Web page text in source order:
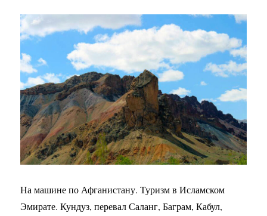
На машине по Афганистану. Туризм в Исламском
Эмирате. Кундуз, перевал Саланг, Баграм, Кабул,